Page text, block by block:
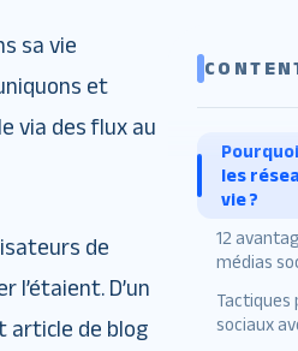
sa vie
et
via des flux au
de
D’un
article de blog
les
vie ?
12
médias
Tactiques
sociaux